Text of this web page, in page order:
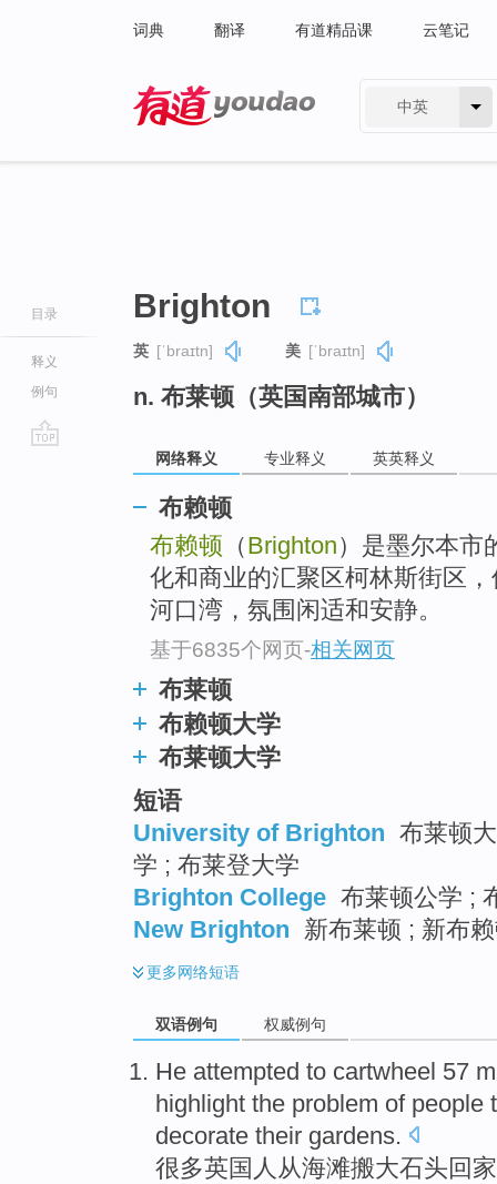
词典 翻译 有道精品课 云笔记
中英
目录
释义
例句
Brighton
英 [ˈbraɪtn] 美 [ˈbraɪtn]
n. 布莱顿（英国南部城市）
网络释义 专业释义 英英释义
布赖顿
布赖顿 （Brighton）是墨尔本市
化和商业的汇聚区柯林斯街区，
河口湾，氛围闲适和安静。
基于6835个网页-相关网页
布莱顿
布赖顿大学
布莱顿大学
短语
University of Brighton 布莱顿
学 ; 布莱登大学
Brighton College 布莱顿公学 ;
New Brighton 新布莱顿 ; 新布
更多网络短语
双语例句 权威例句
He attempted to cartwheel 57
highlight the problem of people
decorate their gardens.
很多英国 人 从海滩搬大石头回家